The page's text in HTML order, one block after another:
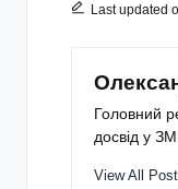
Last updated
Головний
досвід у
View All